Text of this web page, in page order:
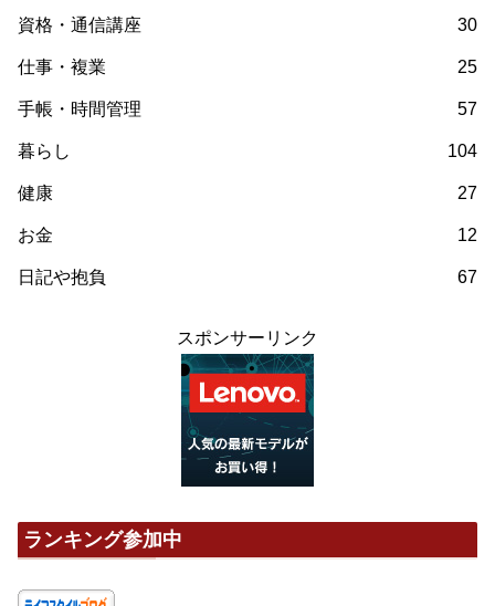
資格・通信講座 30
仕事・複業 25
手帳・時間管理 57
暮らし 104
健康 27
お金 12
日記や抱負 67
スポンサーリンク
ランキング参加中